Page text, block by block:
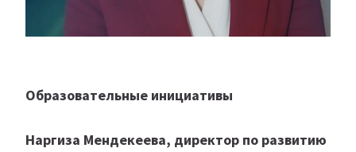
Образовательные инициативы
Наргиза Мендекеева, директор по развитию